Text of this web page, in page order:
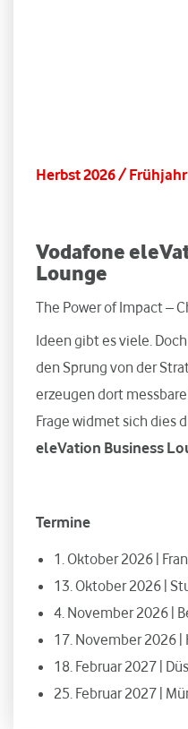
Herbst 2026 /
Vodafone
Lounge
The Power of Impact –
Ideen gibt es viele.
den Sprung von der
erzeugen dort
Frage widmet sich dies
eleVation Business
Termine
1. Oktober 2026 |
13. Oktober 2026 |
4. November 2026 |
17. November 2026 |
18. Februar 2027 |
25. Februar 2027 |